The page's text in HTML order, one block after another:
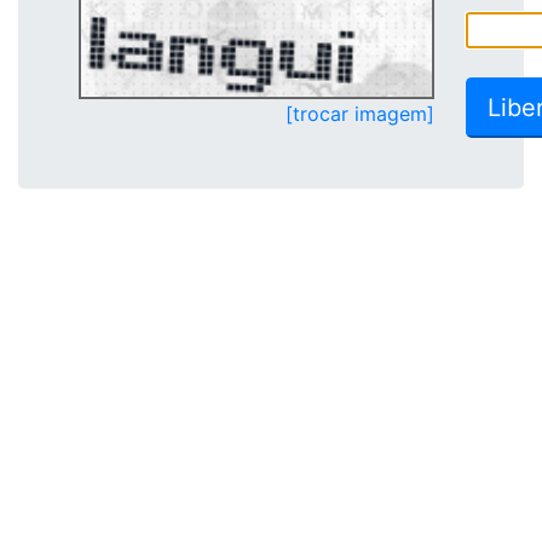
[trocar imagem]